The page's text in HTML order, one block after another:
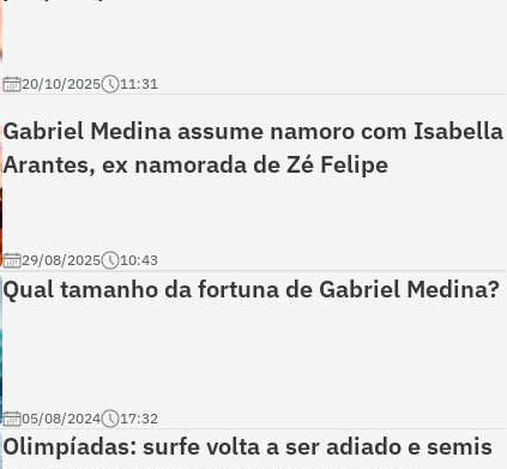
20/10/2025 11:31
Gabriel Medina assume namoro com Isabella
Arantes, ex namorada de Zé Felipe
29/08/2025 10:43
Qual tamanho da fortuna de Gabriel Medina?
05/08/2024 17:32
Olimpíadas: surfe volta a ser adiado e semis